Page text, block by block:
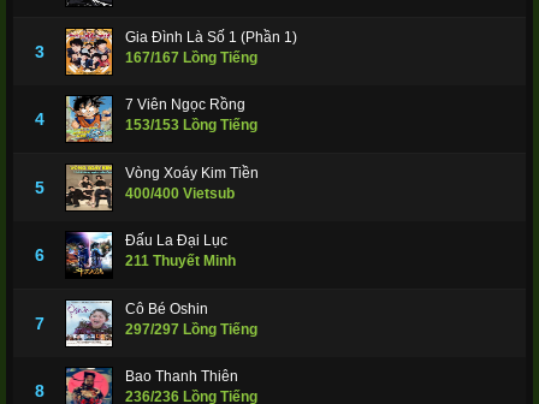
3
Gia Đình Là Số 1 (Phần 1)
167/167 Lồng Tiếng
4
7 Viên Ngọc Rồng
153/153 Lồng Tiếng
5
Vòng Xoáy Kim Tiền
400/400 Vietsub
6
Đấu La Đại Lục
211 Thuyết Minh
7
Cô Bé Oshin
297/297 Lồng Tiếng
8
Bao Thanh Thiên
236/236 Lồng Tiếng